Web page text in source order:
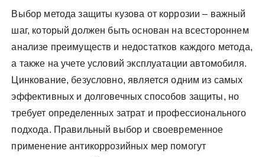
Выбор метода защиты кузова от коррозии – важный
шаг, который должен быть основан на всестороннем
анализе преимуществ и недостатков каждого метода,
а также на учете условий эксплуатации автомобиля.
Цинкование, безусловно, является одним из самых
эффективных и долговечных способов защиты, но
требует определенных затрат и профессионального
подхода. Правильный выбор и своевременное
применение антикоррозийных мер помогут